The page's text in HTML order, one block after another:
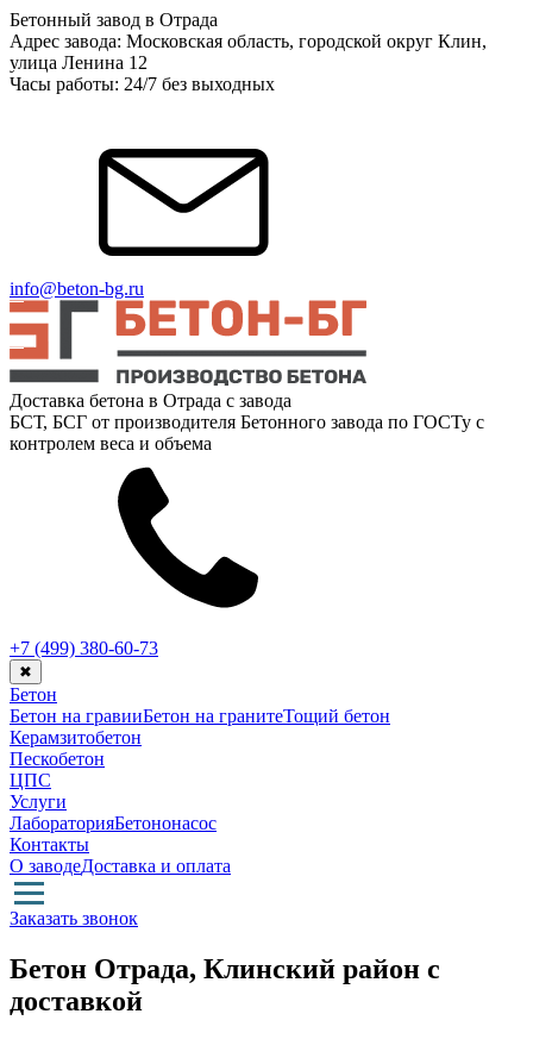
Бетонный завод в Отрада
Адрес завода: Московская область, городской округ Клин,
улица Ленина 12
Часы работы: 24/7 без выходных
info@beton-bg.ru
Доставка бетона в Отрада с завода
БСТ, БСГ от производителя Бетонного завода по ГОСТу с
контролем веса и объема
+7 (499) 380-60-73
✖
Бетон
Бетон на гравииБетон на гранитеТощий бетон
Керамзитобетон
Пескобетон
ЦПС
Услуги
ЛабораторияБетононасос
Контакты
О заводеДоставка и оплата
Заказать звонок
Бетон Отрада, Клинский район с
доставкой